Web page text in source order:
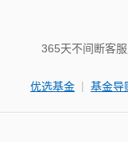
365天不间断客
优选基金 | 基金导